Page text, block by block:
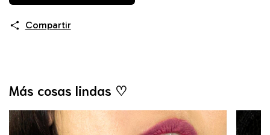
Compartir
Más cosas lindas ♡